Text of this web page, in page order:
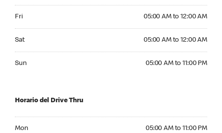
Fri 05:00 AM to 12:00 AM
Sat 05:00 AM to 12:00 AM
Sun 05:00 AM to 11:00 PM
Horario del Drive Thru
Mon 05:00 AM to 11:00 PM